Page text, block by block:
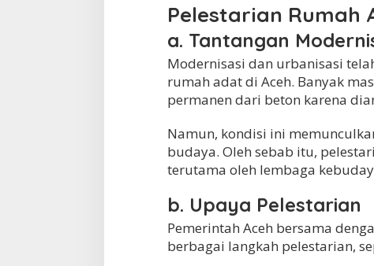
Pelestarian Rumah
a. Tantangan
Modernisasi dan urbanisasi
rumah adat di Aceh. Banyak
permanen dari beton karena
Namun, kondisi ini
budaya. Oleh sebab itu,
terutama oleh lembaga
b. Upaya Pelestarian
Pemerintah Aceh bersama
berbagai langkah pelestarian,